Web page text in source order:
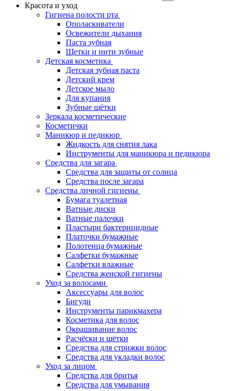
Красота и уход
Гигиена полости рта
Ополаскиватели
Освежители дыхания
Паста зубная
Щетки и нити зубные
Детская косметика
Детская зубная паста
Детский крем
Детское мыло
Для купания
Зубные щётки
Зеркала косметические
Косметички
Маникюр и педикюр
Жидкость для снятия лака
Инструменты для маникюра и педикюра
Средства для загара
Средства для защиты от солнца
Средства после загара
Средства личной гигиены
Бумага туалетная
Ватные диски
Ватные палочки
Пластыри бактерицидные
Платочки бумажные
Полотенца бумажные
Салфетки бумажные
Салфетки влажные
Средства женской гигиены
Уход за волосами
Аксессуары для волос
Бигуди
Инструменты парикмахера
Косметика для волос
Окрашивание волос
Расчёски и щётки
Средства для стрижки волос
Средства для укладки волос
Уход за лицом
Средства для бритья
Средства для умывания